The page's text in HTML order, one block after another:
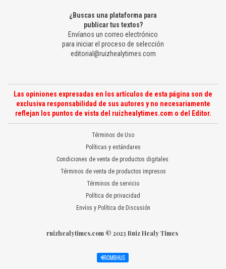
¿Buscas una plataforma para
publicar tus textos?
Envíanos un correo electrónico
para iniciar el proceso de selección
editorial@ruizhealytimes.com
Las opiniones expresadas en los artículos de esta página son de
exclusiva responsabilidad de sus autores y no necesariamente
reflejan los puntos de vista del ruizhealytimes.com o del Editor.
Términos de Uso
Políticas y estándares
Condiciones de venta de productos digitales
Términos de venta de productos impresos
Términos de servicio
Política de privacidad
Envíos y Política de Discusión
ruizhealytimes.com © 2023 Ruiz Healy Times